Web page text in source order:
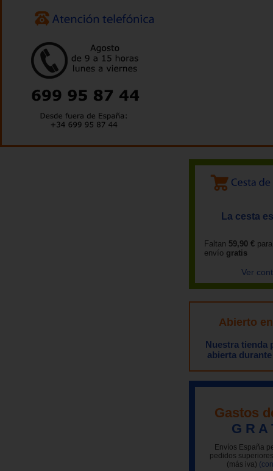
La cesta
Faltan 59,90 €
envío gratis
Ver
Abierto
Nuestra tienda
abierta
Gastos
G R A
Envíos España
pedidos
(más iva)